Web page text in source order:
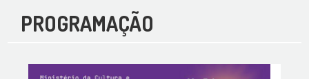
PROGRAMAÇÃO